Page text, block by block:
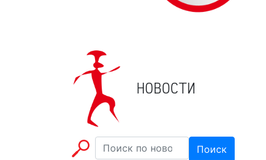
НОВОСТИ
Поиск